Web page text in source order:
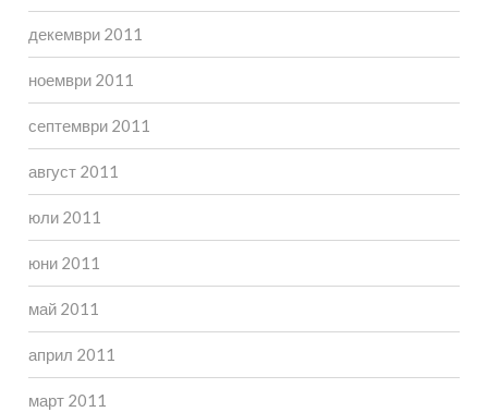
декември 2011
ноември 2011
септември 2011
август 2011
юли 2011
юни 2011
май 2011
април 2011
март 2011